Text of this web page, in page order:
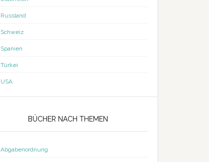
Russland
Schweiz
Spanien
Türkei
USA
BÜCHER NACH THEMEN
Abgabenordnung